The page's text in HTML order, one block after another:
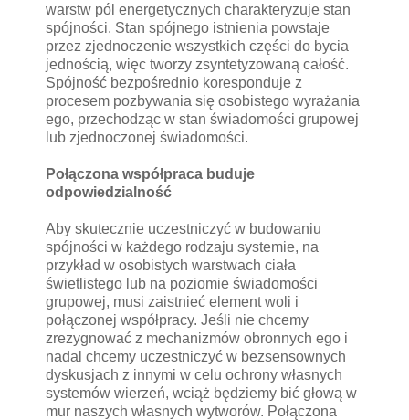
warstw pól energetycznych charakteryzuje stan
spójności. Stan spójnego istnienia powstaje
przez zjednoczenie wszystkich części do bycia
jednością, więc tworzy zsyntetyzowaną całość.
Spójność bezpośrednio koresponduje z
procesem pozbywania się osobistego wyrażania
ego, przechodząc w stan świadomości grupowej
lub zjednoczonej świadomości.
Połączona współpraca buduje
odpowiedzialność
Aby skutecznie uczestniczyć w budowaniu
spójności w każdego rodzaju systemie, na
przykład w osobistych warstwach ciała
świetlistego lub na poziomie świadomości
grupowej, musi zaistnieć element woli i
połączonej współpracy. Jeśli nie chcemy
zrezygnować z mechanizmów obronnych ego i
nadal chcemy uczestniczyć w bezsensownych
dyskusjach z innymi w celu ochrony własnych
systemów wierzeń, wciąż będziemy bić głową w
mur naszych własnych wytworów. Połączona